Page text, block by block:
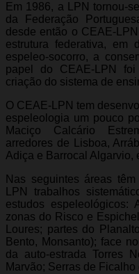
Em 1986, a LPN tornou-
da Federação
desde então o CEAE-
estrutura federativa, em
espeleo-socorro, a
papel do CEAE-LPN foi
criação do sistema de
O CEAE-LPN tem
espeleologia um pouco
Maciço Calcário
arredores de Lisboa,
Adiça e Barrocal Algarvio,
Nas seguintes áreas
LPN trabalhos
estudos espeleológicos:
zonas do Risco e
Loures; partes do
Bento, Monsanto); face
da auto-estrada Torres
Marvão; Serras de Ficalho